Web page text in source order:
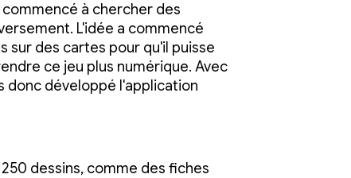
à chercher des
L'idée a commencé
sur des cartes pour qu'il puisse
ce jeu plus numérique. Avec
donc développé l'application
dessins, comme des fiches